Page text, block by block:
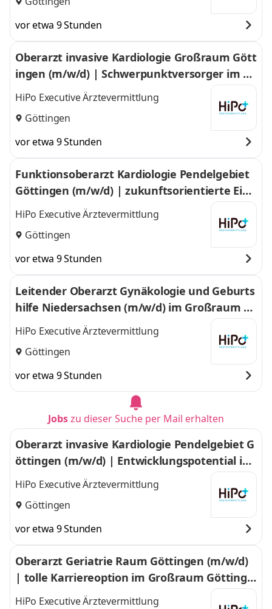
vor etwa 9 Stunden
Oberarzt invasive Kardiologie Großraum Gött
ingen (m/w/d) | Schwerpunktversorger im Gr
oßraum Göttingen
HiPo Executive Ärztevermittlung
Göttingen
vor etwa 9 Stunden
Funktionsoberarzt Kardiologie Pendelgebiet
Göttingen (m/w/d) | zukunftsorientierte Einri
chtung im Großraum Göttingen
HiPo Executive Ärztevermittlung
Göttingen
vor etwa 9 Stunden
Leitender Oberarzt Gynäkologie und Geburts
hilfe Niedersachsen (m/w/d) im Großraum G
öttingen
HiPo Executive Ärztevermittlung
Göttingen
vor etwa 9 Stunden
Jobszu dieser Suche per Mail erhalten
Oberarzt invasive Kardiologie Pendelgebiet G
öttingen (m/w/d) | Entwicklungspotential im
Großraum Göttingen
HiPo Executive Ärztevermittlung
Göttingen
vor etwa 9 Stunden
Oberarzt Geriatrie Raum Göttingen (m/w/d)
| tolle Karriereoption im Großraum Göttinge
n
HiPo Executive Ärztevermittlung